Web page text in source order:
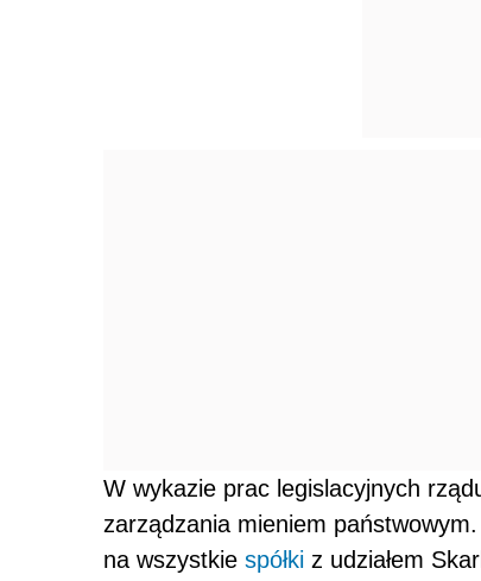
W wykazie prac legislacyjnych
zarządzania mieniem
na wszystkie spółki z udziałem